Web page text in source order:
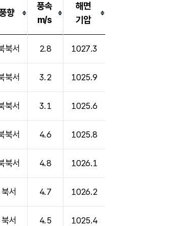
향
풍속
m/s
해면
기압
북서 2.8 1027.3
북서 3.2 1025.9
북서 3.1 1025.6
북서 4.6 1025.8
북서 4.8 1026.1
북서 4.7 1026.2
북서 4.5 1025.4